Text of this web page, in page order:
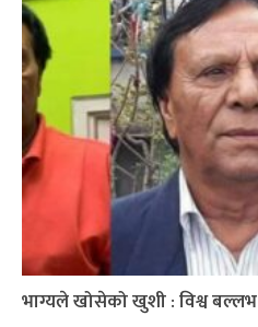
भाग्यले खोसेको खुशी : विश्व बल्लभ